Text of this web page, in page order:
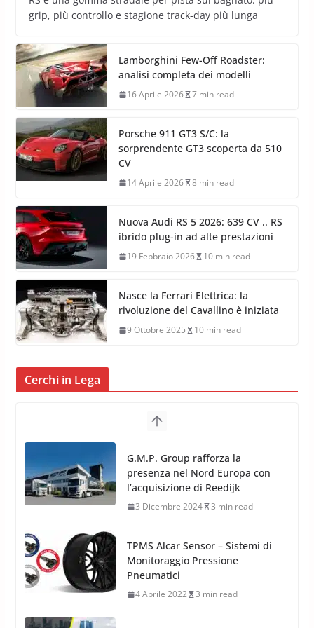
grip, più controllo e stagione track-day più lunga
Lamborghini Few-Off Roadster:
analisi completa dei modelli
16 Aprile 2026 7 min read
Porsche 911 GT3 S/C: la
sorprendente GT3 scoperta da 510
CV
14 Aprile 2026 8 min read
Nuova Audi RS 5 2026: 639 CV .. RS
ibrido plug-in ad alte prestazioni
19 Febbraio 2026 10 min read
Nasce la Ferrari Elettrica: la
rivoluzione del Cavallino è iniziata
9 Ottobre 2025 10 min read
Cerchi in Lega
TPMS Alcar Sensor – Sistemi di
Monitoraggio Pressione
Pneumatici
4 Aprile 2022 3 min read
Cerchi in Lega Mercedes: Novità
MAK 2019 – 2020
16 Settembre 2019